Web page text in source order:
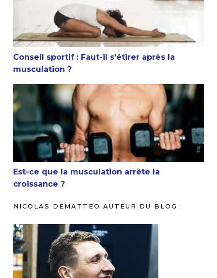
Conseil sportif : Faut-il s’étirer après la
musculation ?
Est-ce que la musculation arrête la croissance ?
Est-ce que la musculation arrête la
croissance ?
NICOLAS DEMATTEO AUTEUR DU BLOG :